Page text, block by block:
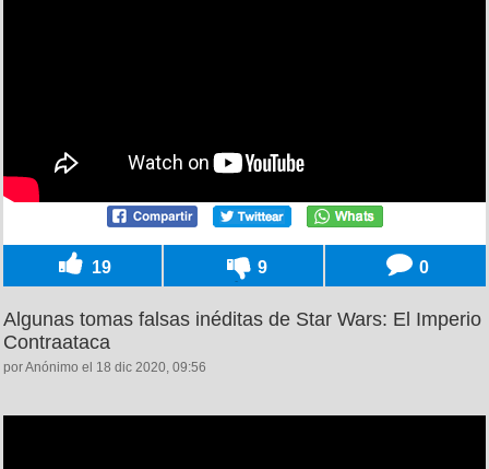
19 9 0
Algunas tomas falsas inéditas de Star Wars: El Imperio
Contraataca
por Anónimo el 18 dic 2020, 09:56